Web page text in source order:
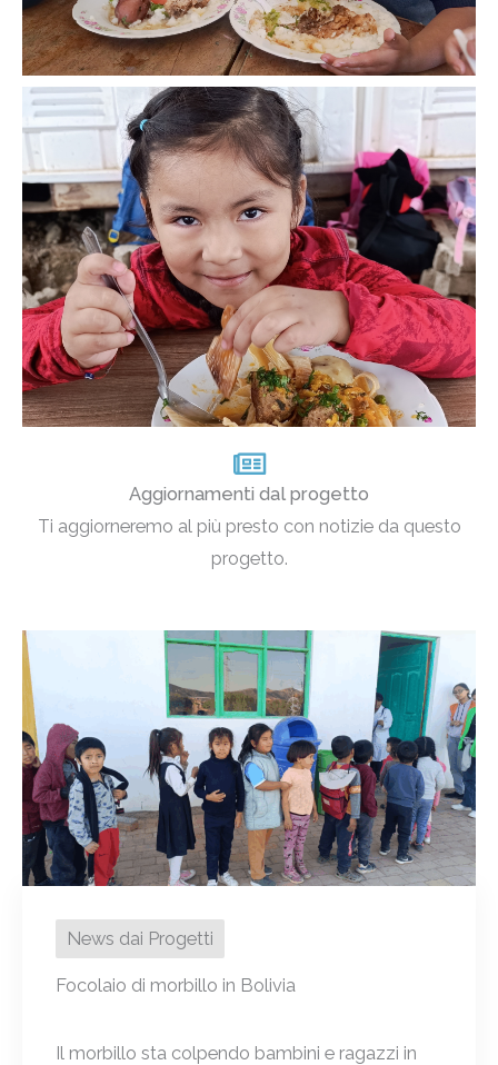
Aggiornamenti dal progetto
Ti aggiorneremo al più presto con notizie da questo
progetto.
News dai Progetti
Focolaio di morbillo in Bolivia
Il morbillo sta colpendo bambini e ragazzi in